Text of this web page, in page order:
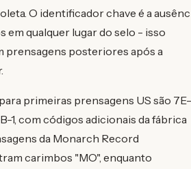
O identificador chave é a
em qualquer lugar do selo - isso
prensagens posteriores após a
primeiras prensagens US são 7E-
1, com códigos adicionais da fábrica
da Monarch Record
carimbos "MO", enquanto